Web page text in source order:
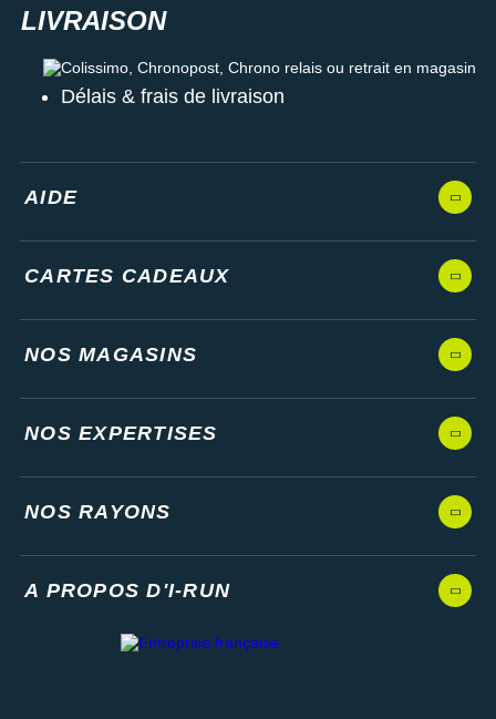
Colissimo, Chronopost, Chrono relais ou retrait en magasin
Délais & frais de livraison
AIDE
CARTES CADEAUX
NOS MAGASINS
NOS EXPERTISES
NOS RAYONS
A PROPOS D'I-RUN